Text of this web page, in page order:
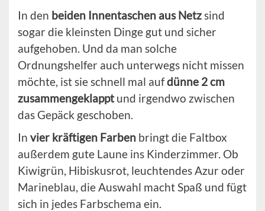
In den beiden Innentaschen aus Netzsind
sogar die kleinsten Dinge gut und sicher
aufgehoben. Und da man solche
Ordnungshelfer auch unterwegs nicht missen
möchte, ist sie schnell mal aufdünne 2 cm
zusammengeklapptund irgendwo zwischen
das Gepäck geschoben.
In vier kräftigen Farben bringt die Faltbox
außerdem gute Laune ins Kinderzimmer. Ob
Kiwigrün, Hibiskusrot, leuchtendes Azur oder
Marineblau, die Auswahl macht Spaß und fügt
sich in jedes Farbschema ein.